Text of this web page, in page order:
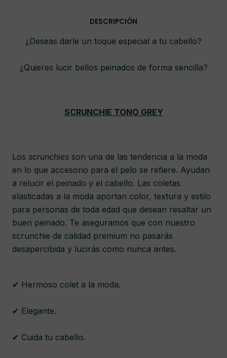
DESCRIPCIÓN
¿Deseas darle un toque especial a tu cabello?
¿Quieres lucir bellos peinados de forma sencilla?
SCRUNCHIE TONO GREY
Los scrunchies son una de las tendencia a la moda
en lo que accesorio para el pelo se refiere. Ayudan
a relucir el peinado y el cabello. Las coletas
elasticadas a la moda aportan color, textura y estilo
para personas de toda edad que desean resaltar un
buen peinado. Te aseguramos que con nuestro
scrunchie de calidad premium no pasarás
desapercibida y lucirás como nunca antes.
✔ Hermoso colet a la moda.
✔ Elegante.
✔ Cuida tu cabello.